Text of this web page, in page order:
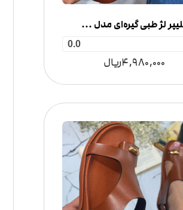
اسلیپر لژ طبی گیره‌ای مدل 3 بند
0.0
4,980,000ریال